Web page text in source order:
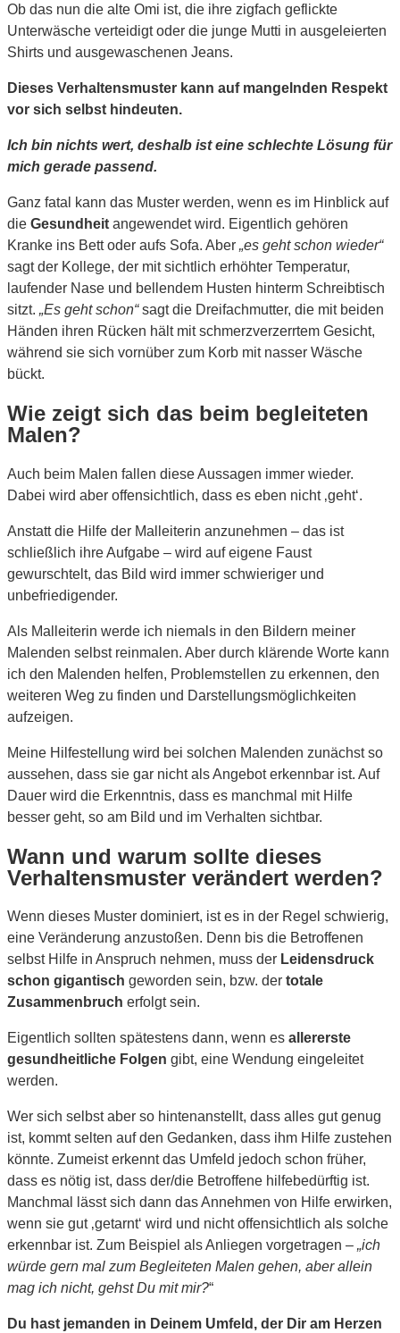
Ob das nun die alte Omi ist, die ihre zigfach geflickte
Unterwäsche verteidigt oder die junge Mutti in ausgeleierten
Shirts und ausgewaschenen Jeans.
Dieses Verhaltensmuster kann auf mangelnden Respekt
vor sich selbst hindeuten.
Ich bin nichts wert, deshalb ist eine schlechte Lösung für
mich gerade passend.
Ganz fatal kann das Muster werden, wenn es im Hinblick auf
die Gesundheit angewendet wird. Eigentlich gehören
Kranke ins Bett oder aufs Sofa. Aber „es geht schon wieder“
sagt der Kollege, der mit sichtlich erhöhter Temperatur,
laufender Nase und bellendem Husten hinterm Schreibtisch
sitzt. „Es geht schon“sagt die Dreifachmutter, die mit beiden
Händen ihren Rücken hält mit schmerzverzerrtem Gesicht,
während sie sich vornüber zum Korb mit nasser Wäsche
bückt.
Wie zeigt sich das beim begleiteten
Malen?
Auch beim Malen fallen diese Aussagen immer wieder.
Dabei wird aber offensichtlich, dass es eben nicht ‚geht‘.
Anstatt die Hilfe der Malleiterin anzunehmen – das ist
schließlich ihre Aufgabe – wird auf eigene Faust
gewurschtelt, das Bild wird immer schwieriger und
unbefriedigender.
Als Malleiterin werde ich niemals in den Bildern meiner
Malenden selbst reinmalen. Aber durch klärende Worte kann
ich den Malenden helfen, Problemstellen zu erkennen, den
weiteren Weg zu finden und Darstellungsmöglichkeiten
aufzeigen.
Meine Hilfestellung wird bei solchen Malenden zunächst so
aussehen, dass sie gar nicht als Angebot erkennbar ist. Auf
Dauer wird die Erkenntnis, dass es manchmal mit Hilfe
besser geht, so am Bild und im Verhalten sichtbar.
Wann und warum sollte dieses
Verhaltensmuster verändert werden?
Wenn dieses Muster dominiert, ist es in der Regel schwierig,
eine Veränderung anzustoßen. Denn bis die Betroffenen
selbst Hilfe in Anspruch nehmen, muss der Leidensdruck
schon gigantisch geworden sein, bzw. der totale
Zusammenbruch erfolgt sein.
Eigentlich sollten spätestens dann, wenn es allererste
gesundheitliche Folgen gibt, eine Wendung eingeleitet
werden.
Wer sich selbst aber so hintenanstellt, dass alles gut genug
ist, kommt selten auf den Gedanken, dass ihm Hilfe zustehen
könnte. Zumeist erkennt das Umfeld jedoch schon früher,
dass es nötig ist, dass der/die Betroffene hilfebedürftig ist.
Manchmal lässt sich dann das Annehmen von Hilfe erwirken,
wenn sie gut ‚getarnt‘ wird und nicht offensichtlich als solche
erkennbar ist. Zum Beispiel als Anliegen vorgetragen – „ich
würde gern mal zum Begleiteten Malen gehen, aber allein
mag ich nicht, gehst Du mit mir?“
Du hast jemanden in Deinem Umfeld, der Dir am Herzen